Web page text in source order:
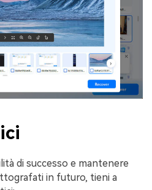
di successo e mantenere
in futuro, tieni a